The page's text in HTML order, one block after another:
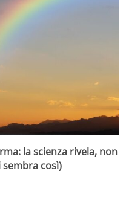
la scienza rivela, non
così)